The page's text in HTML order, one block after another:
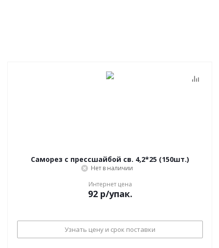
Саморез с прессшайбой св. 4,2*25 (150шт.)
Нет в наличии
Интернет цена
92р/упак.
Узнать цену и срок поставки